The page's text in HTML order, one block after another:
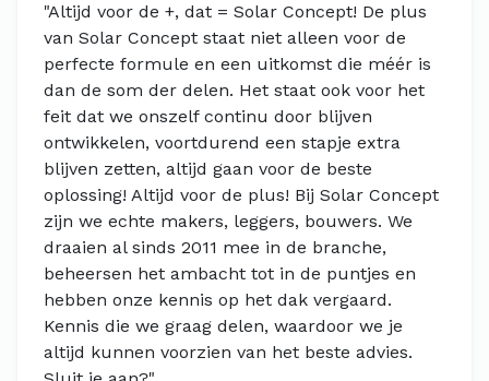
"Altijd voor de +, dat = Solar Concept! De plus
van Solar Concept staat niet alleen voor de
perfecte formule en een uitkomst die méér is
dan de som der delen. Het staat ook voor het
feit dat we onszelf continu door blijven
ontwikkelen, voortdurend een stapje extra
blijven zetten, altijd gaan voor de beste
oplossing! Altijd voor de plus! Bij Solar Concept
zijn we echte makers, leggers, bouwers. We
draaien al sinds 2011 mee in de branche,
beheersen het ambacht tot in de puntjes en
hebben onze kennis op het dak vergaard.
Kennis die we graag delen, waardoor we je
altijd kunnen voorzien van het beste advies.